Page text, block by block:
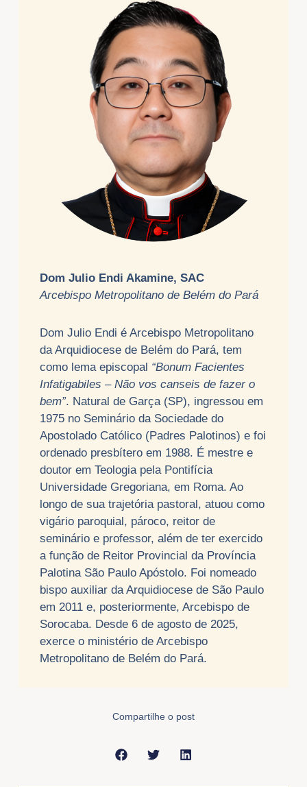
Dom Julio Endi Akamine, SAC
Arcebispo Metropolitano de Belém do Pará
Dom Julio Endi é Arcebispo Metropolitano
da Arquidiocese de Belém do Pará, tem
como lema episcopal “Bonum Facientes
Infatigabiles – Não vos canseis de fazer o
bem”. Natural de Garça (SP), ingressou em
1975 no Seminário da Sociedade do
Apostolado Católico (Padres Palotinos) e foi
ordenado presbítero em 1988. É mestre e
doutor em Teologia pela Pontifícia
Universidade Gregoriana, em Roma. Ao
longo de sua trajetória pastoral, atuou como
vigário paroquial, pároco, reitor de
seminário e professor, além de ter exercido
a função de Reitor Provincial da Província
Palotina São Paulo Apóstolo. Foi nomeado
bispo auxiliar da Arquidiocese de São Paulo
em 2011 e, posteriormente, Arcebispo de
Sorocaba. Desde 6 de agosto de 2025,
exerce o ministério de Arcebispo
Metropolitano de Belém do Pará.
Compartilhe o post